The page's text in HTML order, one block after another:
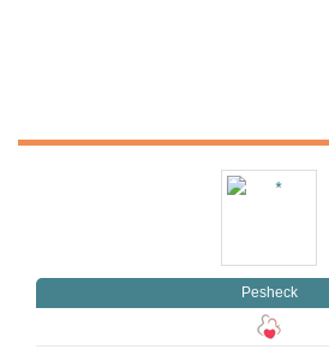
Pesheck